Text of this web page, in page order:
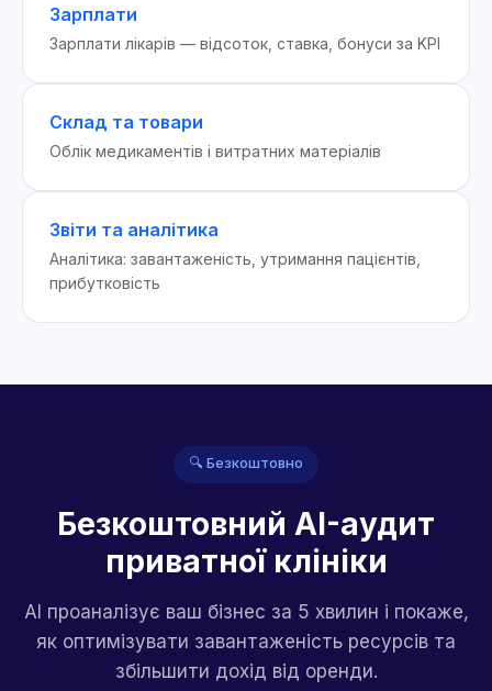
Зарплати
Зарплати лікарів — відсоток, ставка, бонуси за KPI
Склад та товари
Облік медикаментів і витратних матеріалів
Звіти та аналітика
Аналітика: завантаженість, утримання пацієнтів,
прибутковість
🔍 Безкоштовно
Безкоштовний AI-аудит
приватної клініки
AI проаналізує ваш бізнес за 5 хвилин і покаже,
як оптимізувати завантаженість ресурсів та
збільшити дохід від оренди.